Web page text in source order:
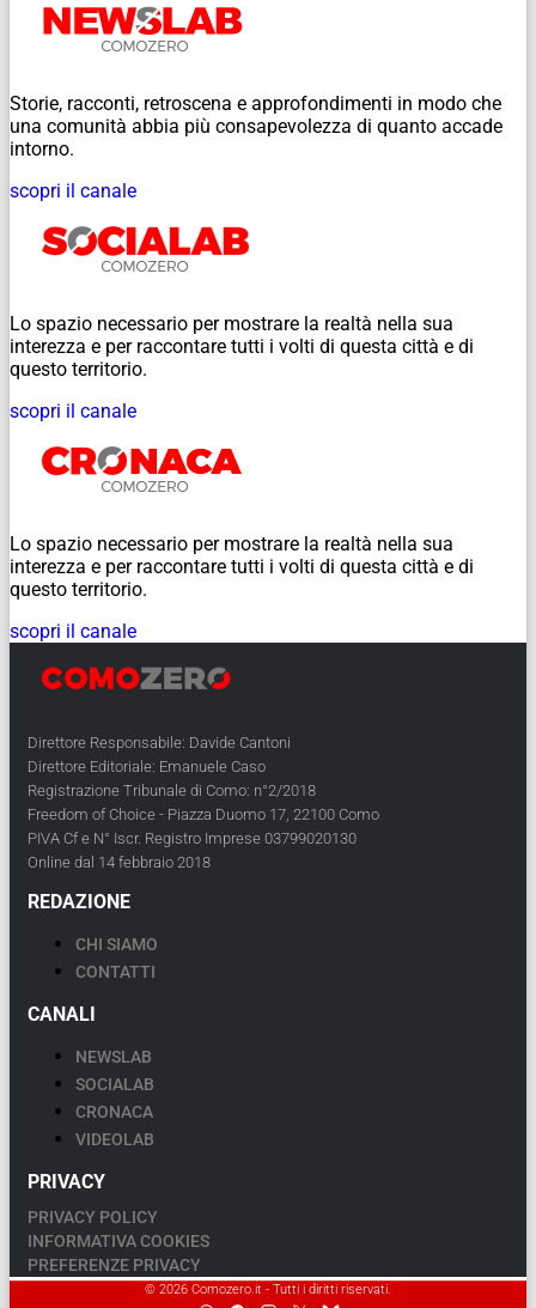
Storie, racconti, retroscena e approfondimenti in modo che
una comunità abbia più consapevolezza di quanto accade
intorno.
scopri il canale
Lo spazio necessario per mostrare la realtà nella sua
interezza e per raccontare tutti i volti di questa città e di
questo territorio.
scopri il canale
Lo spazio necessario per mostrare la realtà nella sua
interezza e per raccontare tutti i volti di questa città e di
questo territorio.
scopri il canale
Direttore Responsabile: Davide Cantoni
Direttore Editoriale: Emanuele Caso
Registrazione Tribunale di Como: n°2/2018
Freedom of Choice - Piazza Duomo 17, 22100 Como
PIVA Cf e N° Iscr. Registro Imprese 03799020130
Online dal 14 febbraio 2018
REDAZIONE
CHI SIAMO
CONTATTI
CANALI
NEWSLAB
SOCIALAB
CRONACA
VIDEOLAB
PRIVACY
PRIVACY POLICY
INFORMATIVA COOKIES
PREFERENZE PRIVACY
© 2026 Comozero.it - Tutti i diritti riservati.